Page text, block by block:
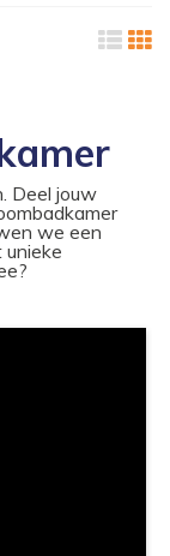
Deel jouw
we een
unieke